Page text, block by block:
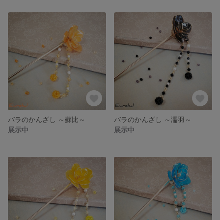
バラのかんざし ～蘇比～
展示中
バラのかんざし ～濡羽～
展示中